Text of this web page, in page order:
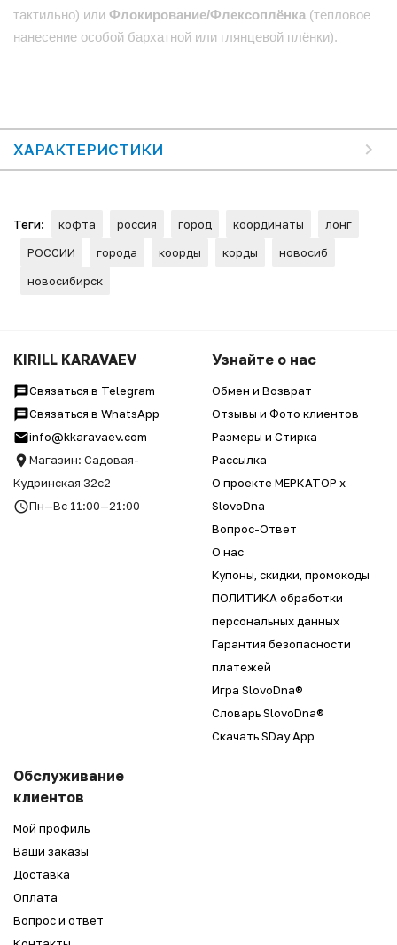
тактильно) или Флокирование/Флексоплёнка (тепловое
нанесение особой бархатной или глянцевой плёнки).
ХАРАКТЕРИСТИКИ
Теги: кофта россия город координаты
лонг
РОССИИ
города коорды корды
новосиб
новосибирск
KIRILL KARAVAEV
Связаться в Telegram
Связаться в WhatsApp
info@kkaravaev.com
Магазин: Садовая-
Кудринская 32с2
Пн—Вс 11:00—21:00
Узнайте о нас
Обмен и Возврат
Отзывы и Фото клиентов
Размеры и Стирка
Рассылка
О проекте МЕРКАТОР x
SlovoDna
Вопрос-Ответ
О нас
Купоны, скидки, промокоды
ПОЛИТИКА обработки
персональных данных
Гарантия безопасности
платежей
Игра SlovoDna®
Словарь SlovoDna®
Скачать SDay App
Обслуживание
клиентов
Мой профиль
Ваши заказы
Доставка
Оплата
Вопрос и ответ